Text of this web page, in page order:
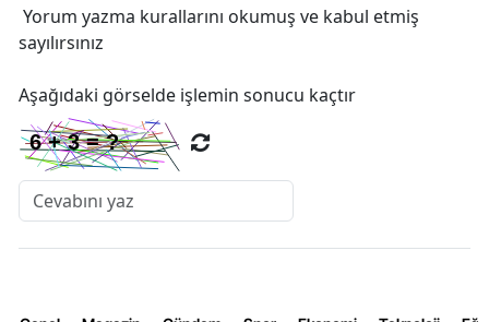
Yorum yazma kurallarını okumuş ve kabul etmiş
sayılırsınız
Aşağıdaki görselde işlemin sonucu kaçtır